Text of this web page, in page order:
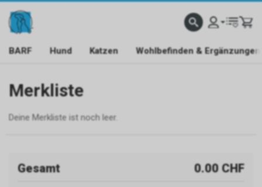
BARF Hund Katzen Wohlbefinden & Ergänzungen
Merkliste
Deine Merkliste ist noch leer.
Gesamt 0.00 CHF